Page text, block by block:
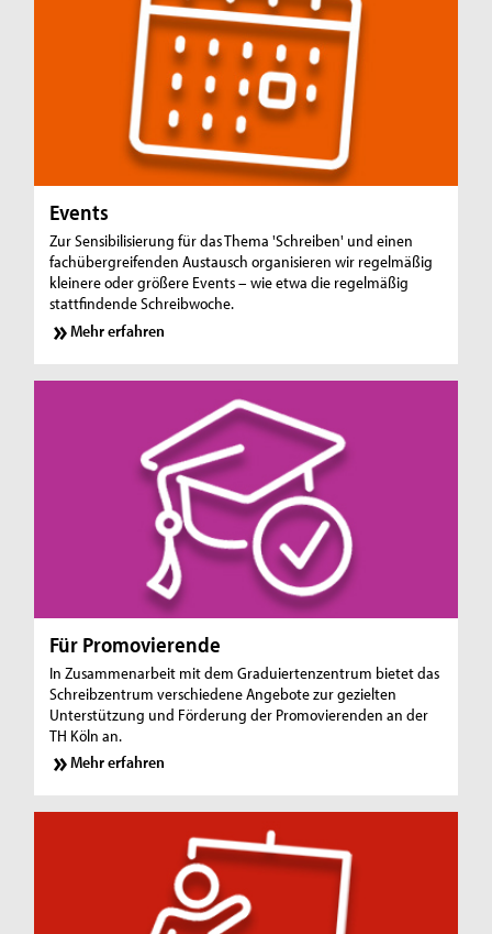
Events
Zur Sensibilisierung für das Thema 'Schreiben' und einen
fachübergreifenden Austausch organisieren wir regelmäßig
kleinere oder größere Events – wie etwa die regelmäßig
stattfindende Schreibwoche.
Mehr erfahren
Für Promovierende
In Zusammenarbeit mit dem Graduiertenzentrum bietet das
Schreibzentrum verschiedene Angebote zur gezielten
Unterstützung und Förderung der Promovierenden an der
TH Köln an.
Mehr erfahren